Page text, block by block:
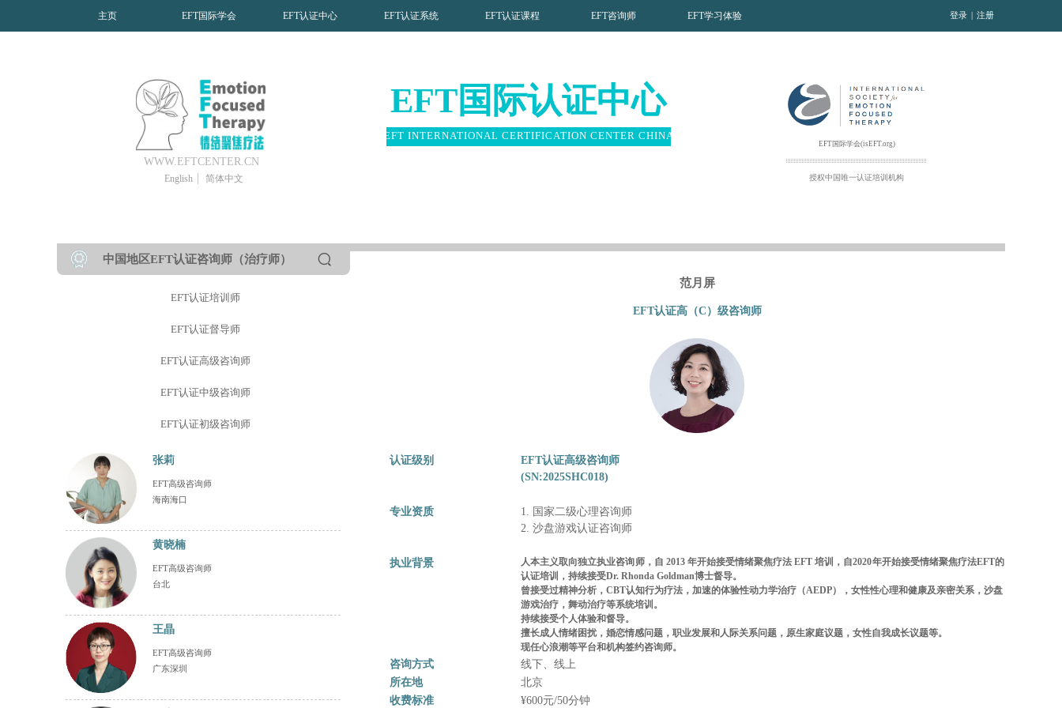
主页 EFT国际学会 EFT认证中心 EFT认证系统 EFT认证课程 EFT咨询师 EFT学习体验 登录 | 注册
English 简体中文
EFT国际学会(isEFT.org)
WWW.EFTCENTER.CN
EFT INTERNATIONAL CERTIFICATION CENTER CHINA
授权中国唯一认证培训机构
EFT国际认证中心
中国地区EFT认证咨询师（治疗师）
范月屏
EFT认证高（C）级咨询师
认证级别
EFT认证高级咨询师
(SN:2025SHC018)
专业资质
1. 国家二级心理咨询师
2. 沙盘游戏认证咨询师
执业背景 人本主义取向独立执业咨询师， 自 2013 年开始接受情绪聚焦疗法 EFT 培训，自2020年开始接受情绪聚焦疗法EFT的
认证培训，持续接受Dr. Rhonda Goldman博士督导。
曾接受过精神分析，CBT认知行为疗法，加速的体验性动力学治疗（AEDP），女性性心理和健康及亲密关系，沙盘
游戏治疗，舞动治疗等系统培训。
持续接受个人体验和督导。
擅长成人情绪困扰，婚恋情感问题，职业发展和人际关系问题，原生家庭议题，女性自我成长议题等。
现任心浪潮等平台和机构签约咨询师。
咨询方式
线下、线上
所在地
北京
收费标准
¥600元/50分钟
EFT认证培训师
EFT认证督导师
EFT认证高级咨询师
EFT认证中级咨询师
EFT认证初级咨询师
张莉
EFT高级咨询师
海南海口
黄晓楠
EFT高级咨询师
台北
王晶
EFT高级咨询师
广东深圳